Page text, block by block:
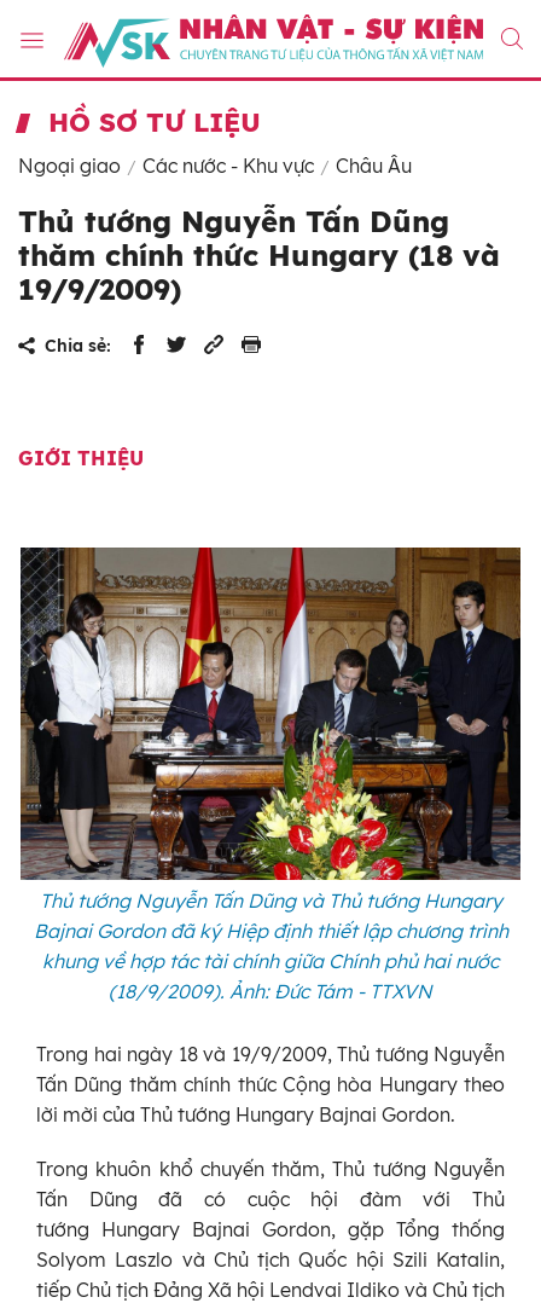
HỒ SƠ TƯ LIỆU
Ngoại giao Các nước - Khu vực Châu Âu
Thủ tướng Nguyễn Tấn Dũng
thăm chính thức Hungary (18 và
19/9/2009)
Chia sẻ:
GIỚI THIỆU
Thủ tướng Nguyễn Tấn Dũng và Thủ tướng Hungary
Bajnai Gordon đã ký Hiệp định thiết lập chương trình
khung về hợp tác tài chính giữa Chính phủ hai nước
(18/9/2009). Ảnh: Đức Tám - TTXVN
Trong hai ngày 18 và 19/9/2009, Thủ tướng Nguyễn
Tấn Dũng thăm chính thức Cộng hòa Hungary theo
lời mời của Thủ tướng Hungary Bajnai Gordon.
Trong khuôn khổ chuyến thăm, Thủ tướng Nguyễn
Tấn Dũng đã có cuộc hội đàm với Thủ
tướng Hungary Bajnai Gordon, gặp Tổng thống
Solyom Laszlo và Chủ tịch Quốc hội Szili Katalin,
tiếp Chủ tịch Đảng Xã hội Lendvai Ildiko và Chủ tịch